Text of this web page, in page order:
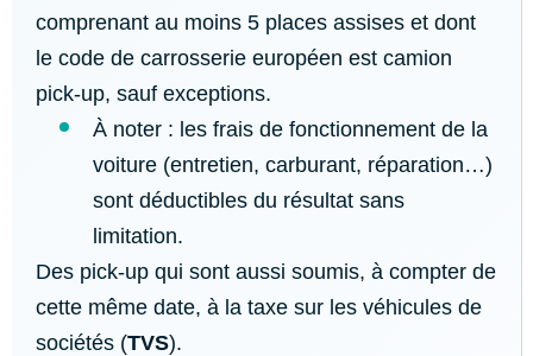
comprenant au moins 5 places assises et dont
le code de carrosserie européen est camion
pick-up, sauf exceptions.
À noter : les frais de fonctionnement de la
voiture (entretien, carburant, réparation…)
sont déductibles du résultat sans
limitation.
Des pick-up qui sont aussi soumis, à compter de
cette même date, à la taxe sur les véhicules de
sociétés (TVS).